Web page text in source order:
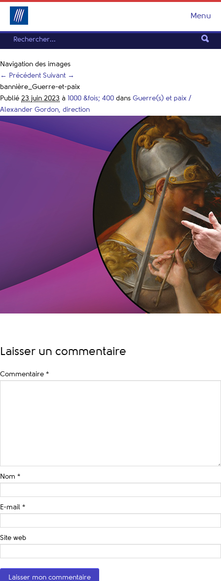
Menu
Navigation des images
← Précédent Suivant →
bannière_Guerre-et-paix
Publié 23 juin 2023 à 1000 &fois; 400 dans Guerre(s) et paix /
Alexander Gordon, direction
Laisser un commentaire
Commentaire *
Nom *
E-mail *
Site web